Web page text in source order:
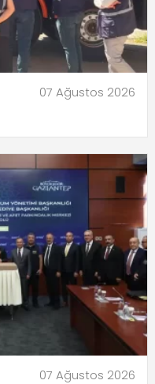
07 Ağustos 2026
07 Ağustos 2026